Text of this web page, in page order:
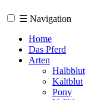
☰ Navigation
Home
Das Pferd
Arten
Halbblut
Kaltblut
Pony